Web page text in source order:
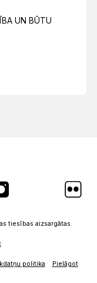
UN BŪTU
tiesības aizsargātas.
politika
Pielāgot